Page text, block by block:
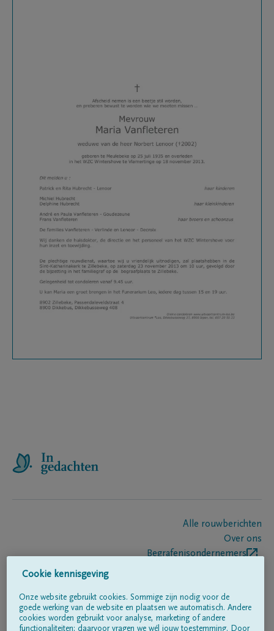
Alle rouwberichten
Over ons
Begrafenisondernemers
Volg ons op
Cookie kennisgeving
Onze website gebruikt cookies. Sommige zijn nodig voor de
goede werking van de website en plaatsen we automatisch. Andere
cookies worden gebruikt voor analyse, marketing of andere
functionaliteiten; daarvoor vragen we wél jouw toestemming. Door